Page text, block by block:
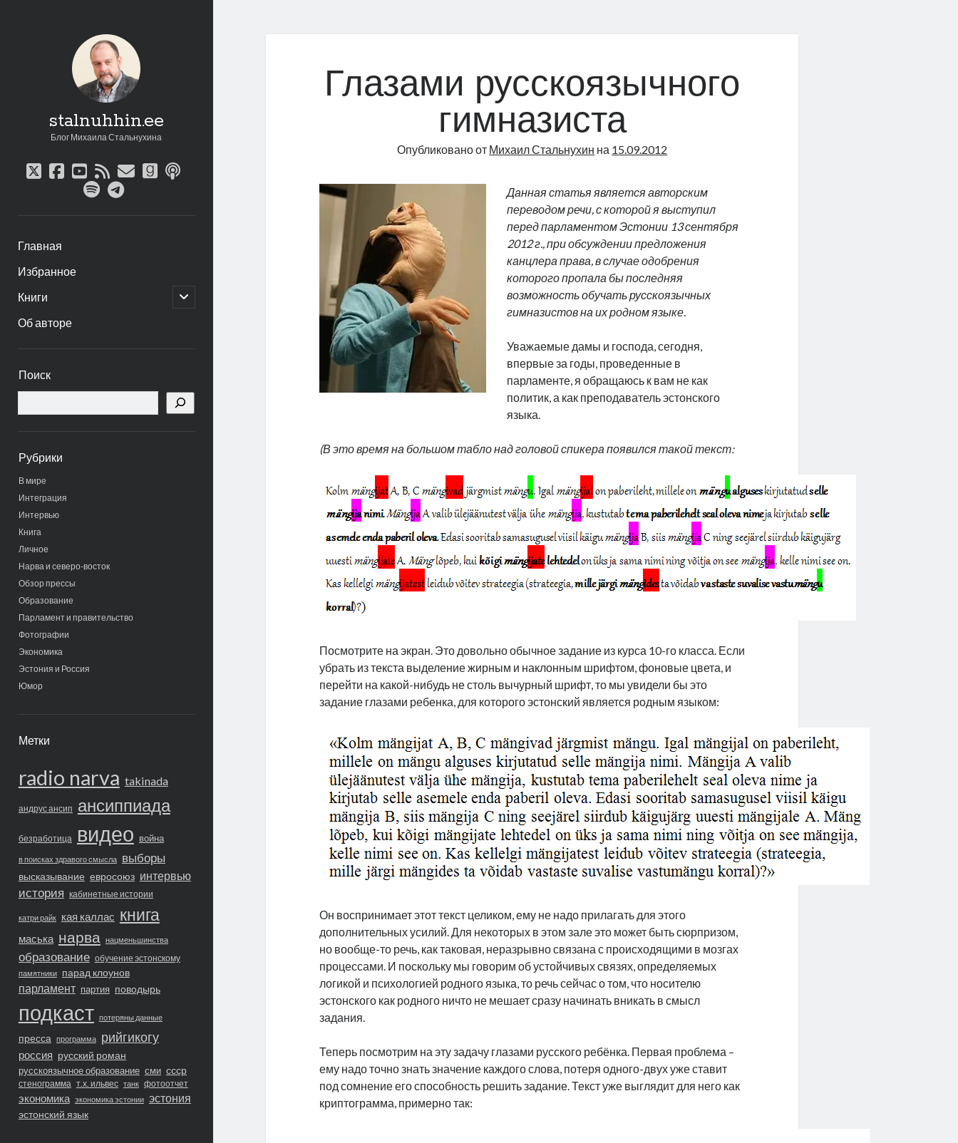
stalnuhhin.ee
Блог Михаила Стальнухина
twitter
facebook
youtube
rssemailgoodreads
podcast
spotifytelegram
Главная
Избранное
Книги
открыть
дочернее
Об авторе
панель
Поиск
Рубрики
В мире
Интеграция
Интервью
Книга
Личное
Нарва и северо-восток
Обзор прессы
Образование
Парламент и правительство
Фотографии
Экономика
Эстония и Россия
Юмор
Метки
radio narva takinada
андрус ансип ансиппиада
безработица видео война
в поисках здравого смысла выборы
высказывание евросоюз интервью
история кабинетные истории
катри райк кая каллас книга
маська нарва нацменьшинства
образование обучение эстонскому
памятники парад клоунов
парламент партия поводырь
подкаст потеряны данные
пресса программа рийгикогу
россия русский роман
русскоязычное образование сми ссср
стенограмма т.х. ильвес танк фотоотчет
экономика экономика эстонии эстония
эстонский язык
Глазами русскоязычного
гимназиста
Опубликовано от Михаил Стальнухин на 15.09.2012
Данная статья является авторским
переводом речи, с которой я выступил
перед парламентом Эстонии 13 сентября
2012 г., при обсуждении предложения
канцлера права, в случае одобрения
которого пропала бы последняя
возможность обучать русскоязычных
гимназистов на их родном языке.
Уважаемые дамы и господа, сегодня,
впервые за годы, проведенные в
парламенте, я обращаюсь к вам не как
политик, а как преподаватель эстонского
языка.
(В это время на большом табло над головой спикера появился такой текст:
Посмотрите на экран. Это довольно обычное задание из курса 10-го класса. Если
убрать из текста выделение жирным и наклонным шрифтом, фоновые цвета, и
перейти на какой-нибудь не столь вычурный шрифт, то мы увидели бы это
задание глазами ребенка, для которого эстонский является родным языком:
Он воспринимает этот текст целиком, ему не надо прилагать для этого
дополнительных усилий. Для некоторых в этом зале это может быть сюрпризом,
но вообще-то речь, как таковая, неразрывно связана с происходящими в мозгах
процессами. И поскольку мы говорим об устойчивых связях, определяемых
логикой и психологией родного языка, то речь сейчас о том, что носителю
эстонского как родного ничто не мешает сразу начинать вникать в смысл
задания.
Теперь посмотрим на эту задачу глазами русского ребёнка. Первая проблема –
ему надо точно знать значение каждого слова, потеря одного-двух уже ставит
под сомнение его способность решить задание. Текст уже выглядит для него как
криптограмма, примерно так: